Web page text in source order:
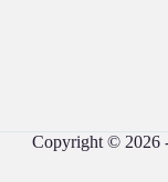
Copyright © 2026